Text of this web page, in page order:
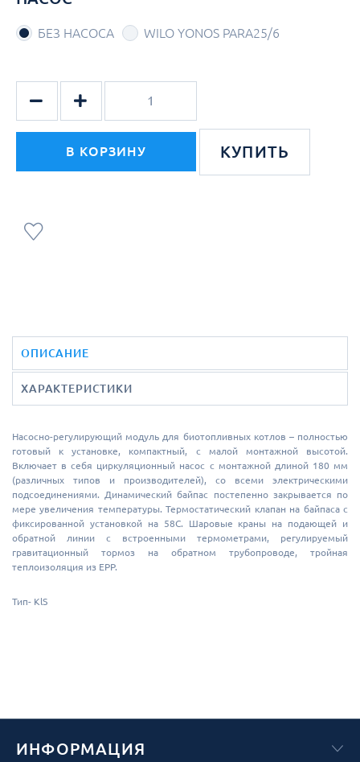
БЕЗ НАСОСА WILO YONOS PARA25/6
В КОРЗИНУ КУПИТЬ
ОПИСАНИЕ
ХАРАКТЕРИСТИКИ
Насосно-регулирующий модуль для биотопливных котлов – полностью
готовый к установке, компактный, с малой монтажной высотой.
Включает в себя циркуляционный насос с монтажной длиной 180 мм
(различных типов и производителей), со всеми электрическими
подсоединениями. Динамический байпас постепенно закрывается по
мере увеличения температуры. Термостатический клапан на байпаса с
фиксированной установкой на 58С. Шаровые краны на подающей и
обратной линии с встроенными термометрами, регулируемый
гравитационный тормоз на обратном трубопроводе, тройная
теплоизоляция из ЕРР.
Тип- KlS
ИНФОРМАЦИЯ